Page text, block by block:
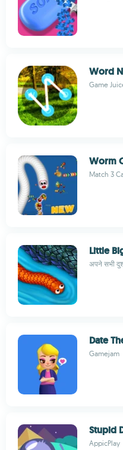
Word
Game
Worm
Match 3
Little
अपने सभी
Date
Gamejam
Stupid
AppicPlay